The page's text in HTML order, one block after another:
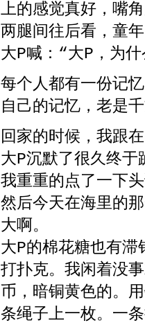
上的感觉真好，嘴
两腿间往后看，童
大P喊：“大P，为
每个人都有一份记
自己的记忆，老是
回家的时候，我跟
大P沉默了很久终
我重重的点了一下
然后今天在海里的
大啊。
大P的棉花糖也有
打扑克。我闲着没
币，暗铜黄色的。
条绳子上一枚。一